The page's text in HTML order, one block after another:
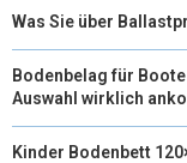
Was Sie über
Bodenbelag für
Auswahl wirklich
Kinder Bodenbett